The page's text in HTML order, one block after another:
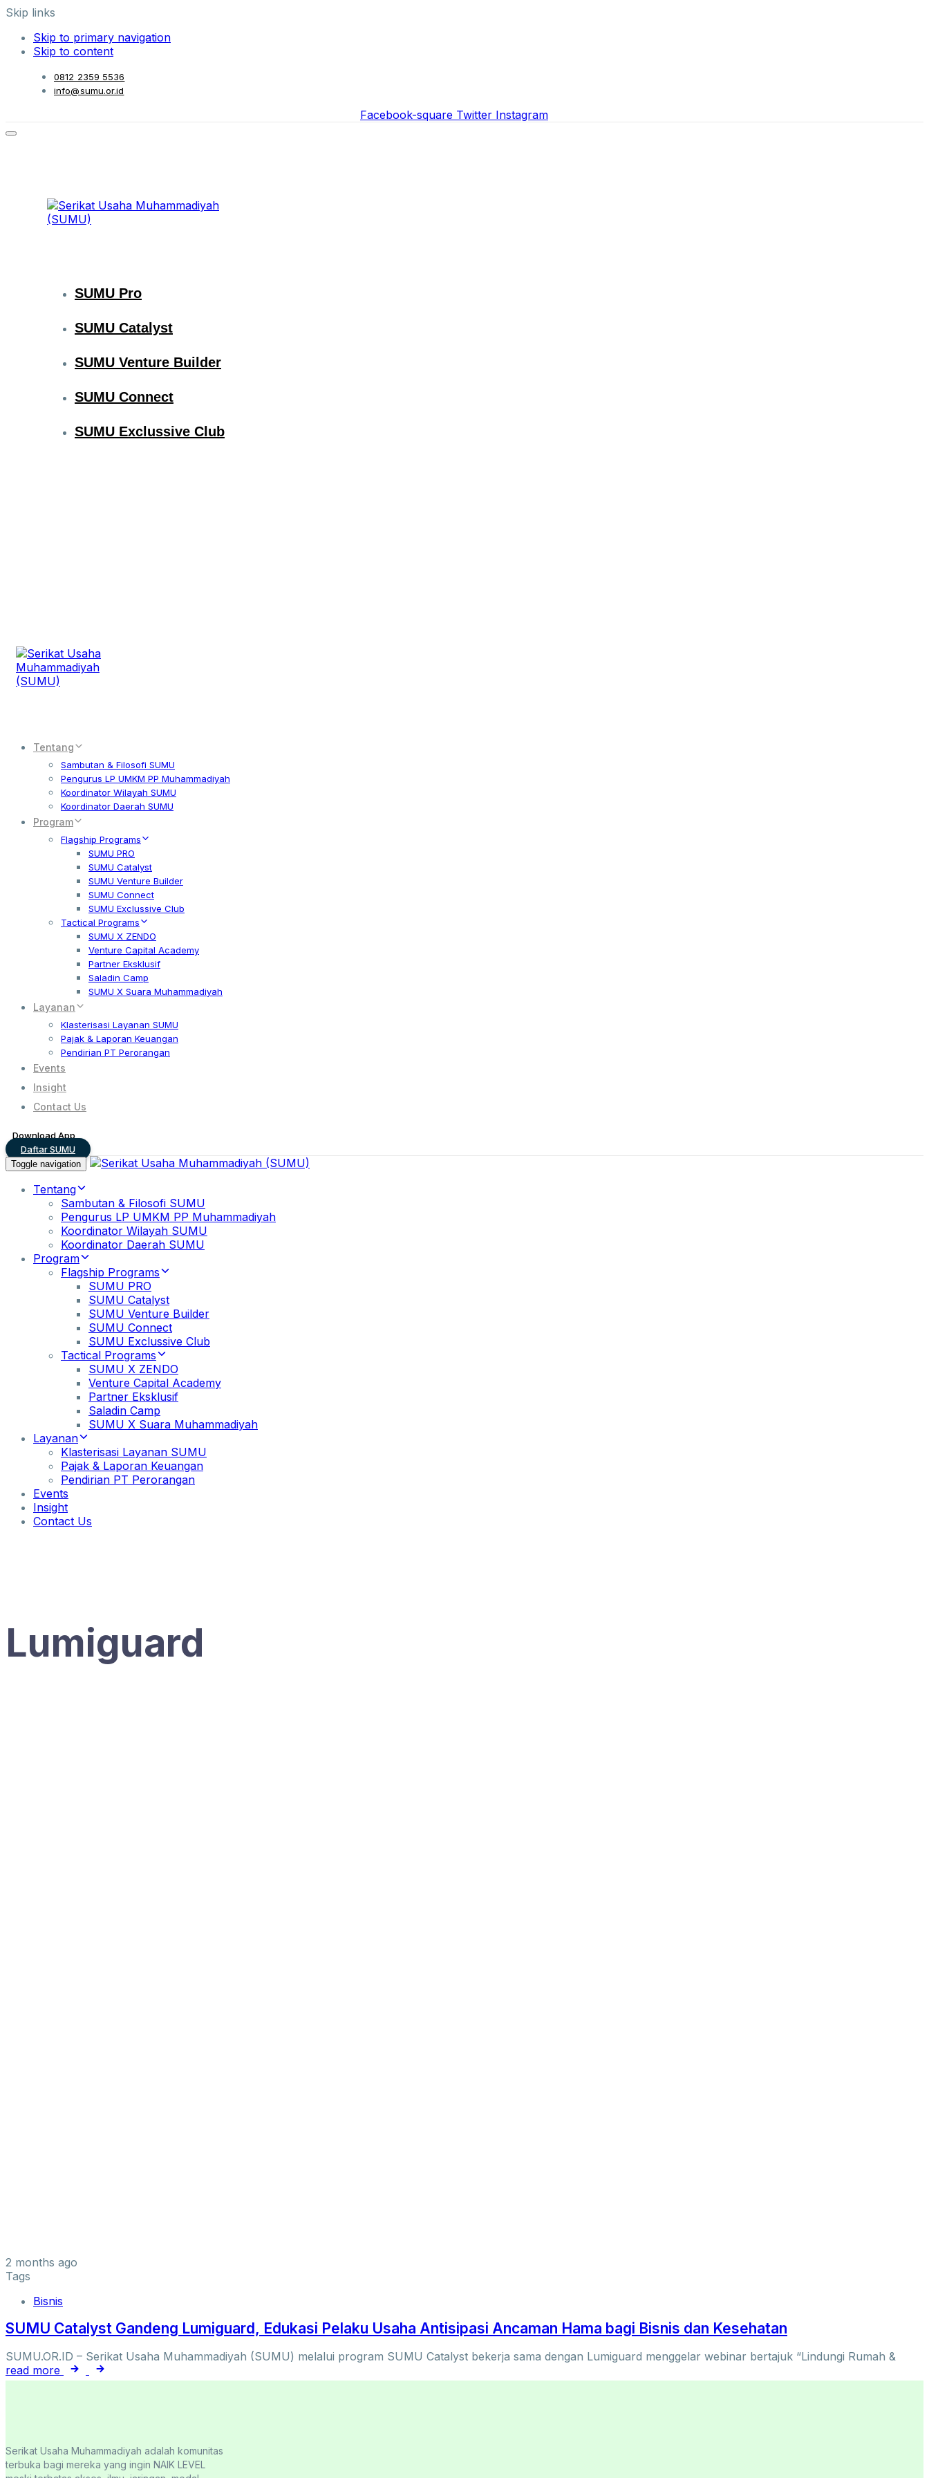
Skip links
Skip to primary navigation
Skip to content
0812 2359 5536
info@sumu.or.id
Facebook-square Twitter Instagram
SUMU Pro
SUMU Catalyst
SUMU Venture Builder
SUMU Connect
SUMU Exclussive Club
Tentang
Sambutan & Filosofi SUMU
Pengurus LP UMKM PP Muhammadiyah
Koordinator Wilayah SUMU
Koordinator Daerah SUMU
Program
Flagship Programs
SUMU PRO
SUMU Catalyst
SUMU Venture Builder
SUMU Connect
SUMU Exclussive Club
Tactical Programs
SUMU X ZENDO
Venture Capital Academy
Partner Eksklusif
Saladin Camp
SUMU X Suara Muhammadiyah
Layanan
Klasterisasi Layanan SUMU
Pajak & Laporan Keuangan
Pendirian PT Perorangan
Events
Insight
Contact Us
Download App
Daftar SUMU
Toggle navigation
Tentang
Sambutan & Filosofi SUMU
Pengurus LP UMKM PP Muhammadiyah
Koordinator Wilayah SUMU
Koordinator Daerah SUMU
Program
Flagship Programs
SUMU PRO
SUMU Catalyst
SUMU Venture Builder
SUMU Connect
SUMU Exclussive Club
Tactical Programs
SUMU X ZENDO
Venture Capital Academy
Partner Eksklusif
Saladin Camp
SUMU X Suara Muhammadiyah
Layanan
Klasterisasi Layanan SUMU
Pajak & Laporan Keuangan
Pendirian PT Perorangan
Events
Insight
Contact Us
Lumiguard
2 months ago
Tags
Bisnis
SUMU Catalyst Gandeng Lumiguard, Edukasi Pelaku Usaha Antisipasi Ancaman Hama bagi Bisnis dan Kesehatan
SUMU.OR.ID – Serikat Usaha Muhammadiyah (SUMU) melalui program SUMU Catalyst bekerja sama dengan Lumiguard menggelar webinar bertajuk “Lindungi Rumah &
read more
Serikat Usaha Muhammadiyah adalah komunitas
terbuka bagi mereka yang ingin NAIK LEVEL